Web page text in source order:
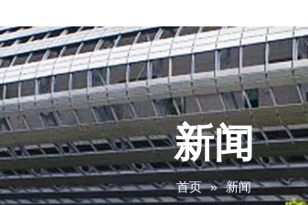
新闻
首页 » 新闻